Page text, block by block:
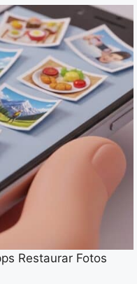
Restaurar Fotos